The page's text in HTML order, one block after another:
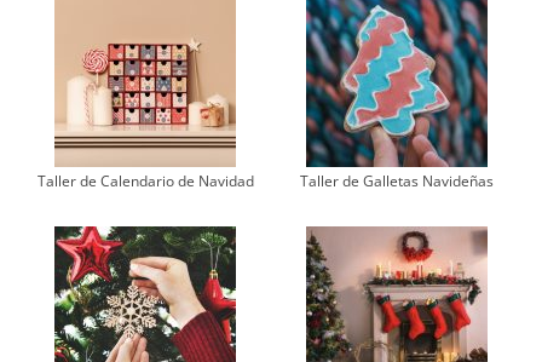
Taller de Calendario de Navidad Taller de Galletas Navideñas